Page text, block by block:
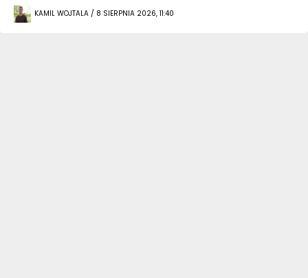
KAMIL WOJTALA / 8 SIERPNIA 2026, 11:40